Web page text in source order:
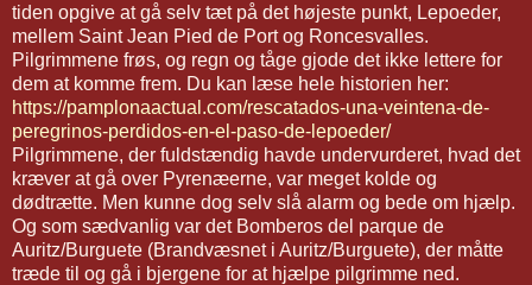
tiden opgive at gå selv tæt på det højeste punkt, Lepoeder,
mellem Saint Jean Pied de Port og Roncesvalles.
Pilgrimmene frøs, og regn og tåge gjode det ikke lettere for
dem at komme frem. Du kan læse hele historien her:
https://pamplonaactual.com/rescatados-una-veintena-de-
peregrinos-perdidos-en-el-paso-de-lepoeder/
Pilgrimmene, der fuldstændig havde undervurderet, hvad det
kræver at gå over Pyrenæerne, var meget kolde og
dødtrætte. Men kunne dog selv slå alarm og bede om hjælp.
Og som sædvanlig var det Bomberos del parque de
Auritz/Burguete (Brandvæsnet i Auritz/Burguete), der måtte
træde til og gå i bjergene for at hjælpe pilgrimme ned.